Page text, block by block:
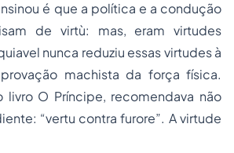
é que a política e a condução
de virtù: mas, eram virtudes
nunca reduziu essas virtudes à
machista da força física.
livro O Príncipe, recomendava não
“vertu contra furore”. A virtude